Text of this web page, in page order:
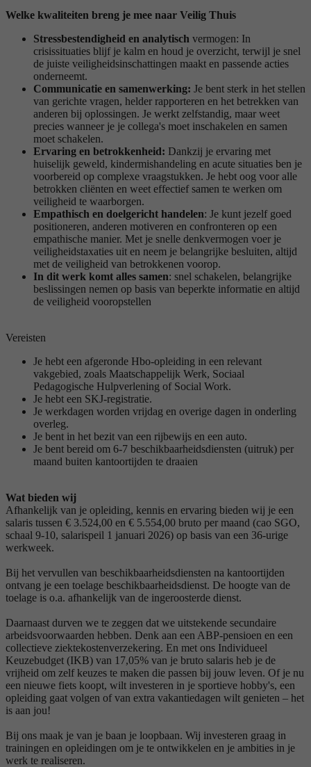
Welke kwaliteiten breng je mee naar Veilig Thuis
Stressbestendigheid en analytisch vermogen: In
crisissituaties blijf je kalm en houd je overzicht, terwijl je snel
de juiste veiligheidsinschattingen maakt en passende acties
onderneemt.
Communicatie en samenwerking: Je bent sterk in het stellen
van gerichte vragen, helder rapporteren en het betrekken van
anderen bij oplossingen. Je werkt zelfstandig, maar weet
precies wanneer je je collega's moet inschakelen en samen
moet schakelen.
Ervaring en betrokkenheid: Dankzij je ervaring met
huiselijk geweld, kindermishandeling en acute situaties ben je
voorbereid op complexe vraagstukken. Je hebt oog voor alle
betrokken cliënten en weet effectief samen te werken om
veiligheid te waarborgen.
Empathisch en doelgericht handelen: Je kunt jezelf goed
positioneren, anderen motiveren en confronteren op een
empathische manier. Met je snelle denkvermogen voer je
veiligheidstaxaties uit en neem je belangrijke besluiten, altijd
met de veiligheid van betrokkenen voorop.
In dit werk komt alles samen: snel schakelen, belangrijke
beslissingen nemen op basis van beperkte informatie en altijd
de veiligheid vooropstellen
Vereisten
Je hebt een afgeronde Hbo-opleiding in een relevant
vakgebied, zoals Maatschappelijk Werk, Sociaal
Pedagogische Hulpverlening of Social Work.
Je hebt een SKJ-registratie.
Je werkdagen worden vrijdag en overige dagen in onderling
overleg.
Je bent in het bezit van een rijbewijs en een auto.
Je bent bereid om 6-7 beschikbaarheidsdiensten (uitruk) per
maand buiten kantoortijden te draaien
Wat bieden wij
Afhankelijk van je opleiding, kennis en ervaring bieden wij je een
salaris tussen € 3.524,00 en € 5.554,00 bruto per maand (cao SGO,
schaal 9-10, salarispeil 1 januari 2026) op basis van een 36-urige
werkweek.
Bij het vervullen van beschikbaarheidsdiensten na kantoortijden
ontvang je een toelage beschikbaarheidsdienst. De hoogte van de
toelage is o.a. afhankelijk van de ingeroosterde dienst.
Daarnaast durven we te zeggen dat we uitstekende secundaire
arbeidsvoorwaarden hebben. Denk aan een ABP-pensioen en een
collectieve ziektekostenverzekering. En met ons Individueel
Keuzebudget (IKB) van 17,05% van je bruto salaris heb je de
vrijheid om zelf keuzes te maken die passen bij jouw leven. Of je nu
een nieuwe fiets koopt, wilt investeren in je sportieve hobby's, een
opleiding gaat volgen of van extra vakantiedagen wilt genieten – het
is aan jou!
Bij ons maak je van je baan je loopbaan. Wij investeren graag in
trainingen en opleidingen om je te ontwikkelen en je ambities in je
werk te realiseren.